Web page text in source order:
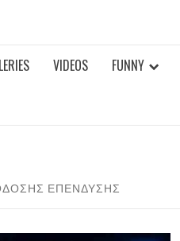
VIDEOS FUNNY
ΕΠΈΝΔΥΣΗΣ